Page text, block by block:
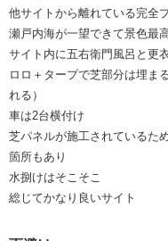
他サイトから離れている完全
瀬戸内海が一望できて景色最
サイト内に五右衛門風呂と更
ロロ＋タープで芝部分は埋ま
れる）
車は2台横付け
芝パネルが施工されているた
箇所もあり
水捌けはそこそこ
総じてかなり良いサイト